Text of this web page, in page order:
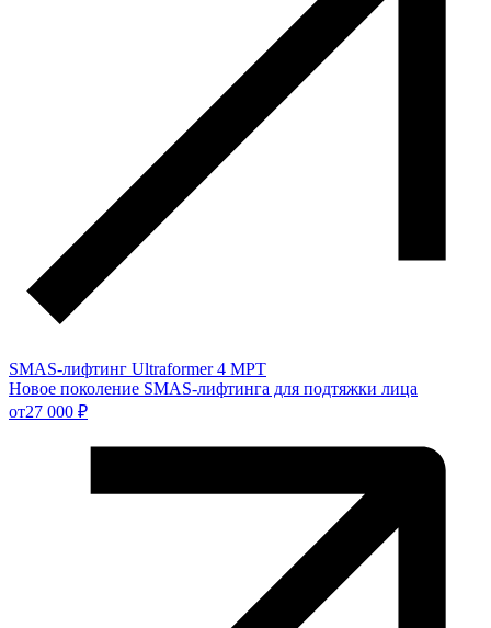
SMAS-лифтинг Ultraformer 4 MPT
Новое поколение SMAS-лифтинга для подтяжки лица
от27 000 ₽